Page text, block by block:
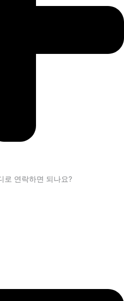
로 연락하면 되나요?